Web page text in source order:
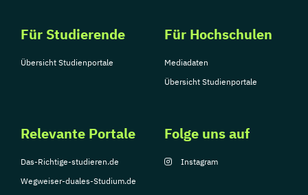
Für Studierende
Übersicht Studienportale
Für Hochschulen
Mediadaten
Übersicht Studienportale
Relevante Portale
Das-Richtige-studieren.de
Wegweiser-duales-Studium.de
Folge uns auf
Instagram